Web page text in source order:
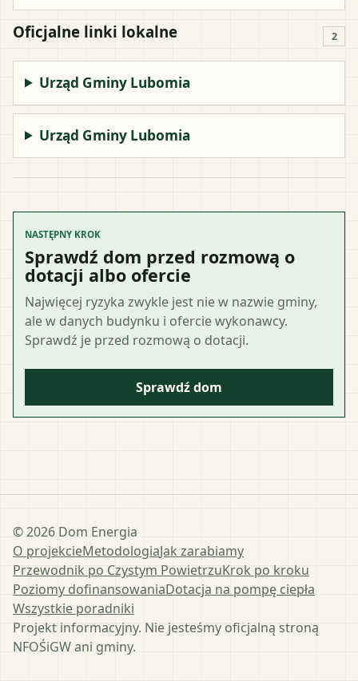
Oficjalne linki lokalne 2
Urząd Gminy Lubomia
Urząd Gminy Lubomia
NASTĘPNY KROK
Sprawdź dom przed rozmową o
dotacji albo ofercie
Najwięcej ryzyka zwykle jest nie w nazwie gminy,
ale w danych budynku i ofercie wykonawcy.
Sprawdź je przed rozmową o dotacji.
Sprawdź dom
©2026 Dom Energia
O projekcieMetodologiaJak zarabiamy
Przewodnik po Czystym PowietrzuKrok po kroku
Poziomy dofinansowaniaDotacja na pompę ciepła
Wszystkie poradniki
Projekt informacyjny. Nie jesteśmy oficjalną stroną
NFOŚiGW ani gminy.